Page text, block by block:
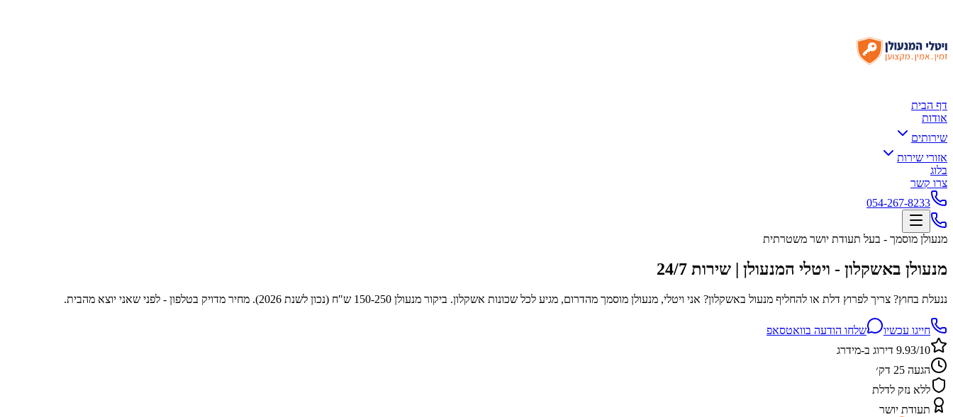
דף הבית
אודות
שירותים
אזורי שירות
בלוג
צרו קשר
054-267-8233
מנעולן מוסמך - בעל תעודת יושר משטרתית
מנעולן באשקלון - ויטלי המנעולן | שירות 24/7
ננעלת בחוץ? צריך לפרוץ דלת או להחליף מנעול באשקלון? אני ויטלי, מנעולן מוסמך מהדרום, מגיע לכל שכונות אשקלון. ביקור מנעולן 150-250 ש"ח (נכון לשנת 2026). מחיר מדויק בטלפון - לפני שאני יוצא מהבית.
חייגו עכשיו
שלחו הודעה בוואטסאפ
9.93/10 דירוג ב-מידרג
הגעה 25 דק׳
ללא נזק לדלת
תעודת יושר